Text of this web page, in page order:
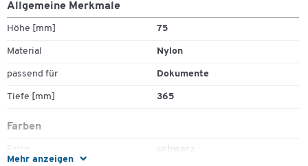
Ringmechanik (20 mm)
Einsteckfach
Mehr anzeigen
Allgemeine Merkmale
Höhe [mm] 75
Material Nylon
passend für Dokumente
Tiefe [mm] 365
Farben
Farbe schwarz
Zum Zoomen doppeltippen